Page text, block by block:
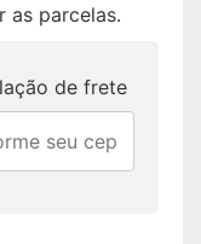
as parcelas.
de frete